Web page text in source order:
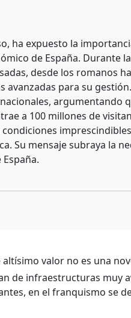
ha expuesto la
de España. Durante
desde los romanos
para su
argumentando
a 100 millones de
Su mensaje subraya la
valor no es una
de infraestructuras muy
en el franquismo se